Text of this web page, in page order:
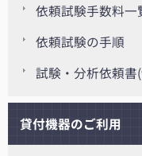
依頼試験手数料一
依頼試験の手順
試験・分析依頼書
貸付機器のご利用